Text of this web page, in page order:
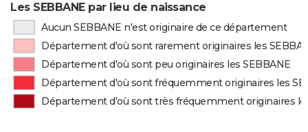
Les SEBBANE par lieu de naissance
Aucun SEBBANE n'est originaire de ce département
Département d'où sont rarement originaires les
Département d'où sont peu originaires les SEBBANE
Département d'où sont fréquemment originaires les
Département d'où sont très fréquemment originaires